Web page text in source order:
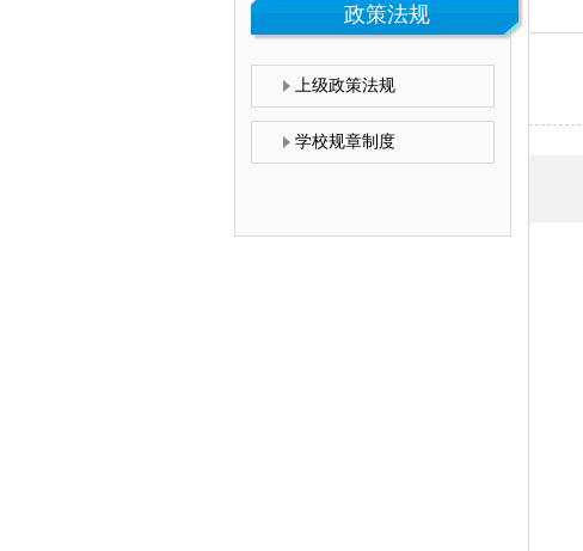
政策法规
上级政策法规
学校规章制度